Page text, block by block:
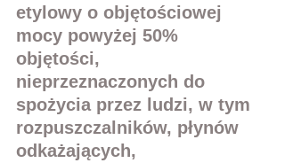
etylowy o objętościowej
mocy powyżej 50%
objętości,
nieprzeznaczonych do
spożycia przez ludzi, w tym
rozpuszczalników, płynów
odkażających,